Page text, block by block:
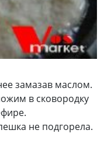
замазав маслом.
в сковородку
не подгорела.